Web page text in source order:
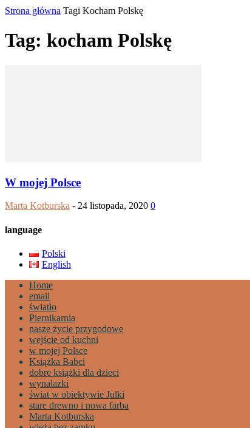
Strona główna Tagi Kocham Polskę
Tag: kocham Polskę
W mojej Polsce
Marta Kotburska - 24 listopada, 2020 0
language
Polski
English
Home
email
światło
Piernikarnia
nasze życie przygodowe
wejście od kuchni
w mojej Polsce
Książka Babci
dobre książki dla dzieci
wynalazki
świat w obiektywie Julki
stare drewno i nowa farba
Marta Kotburska